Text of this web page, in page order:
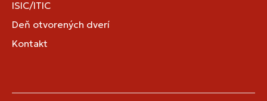
ISIC/ITIC
Deň otvorených dverí
Kontakt